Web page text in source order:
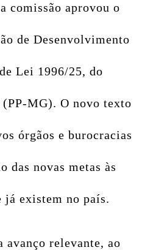
comissão aprovou o
de Desenvolvimento
Lei 1996/25, do
MG). O novo texto
órgãos e burocracias
das novas metas às
existem no país.
avanço relevante, ao